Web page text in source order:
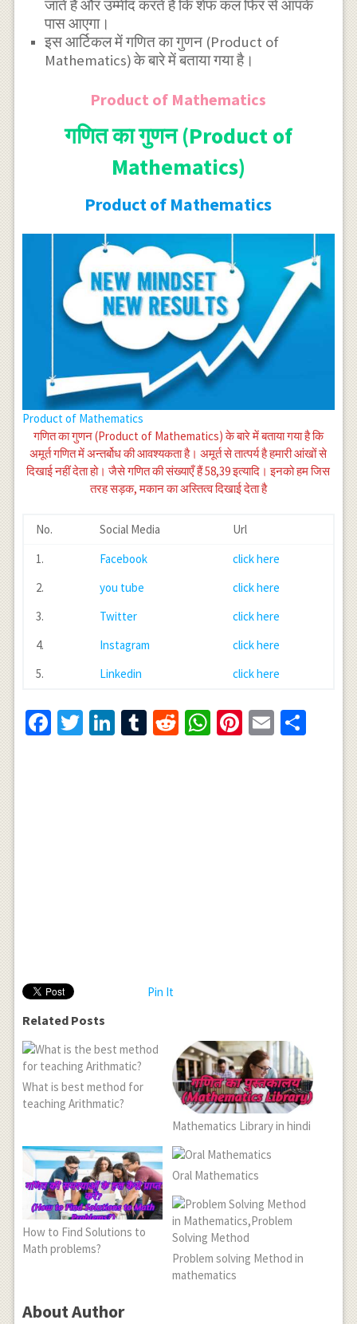
जाते हैं और उम्मीद करते हैं कि शेफ कल फिर से आपके
पास आएगा।
इस आर्टिकल में गणित का गुणन (Product of
Mathematics)के बारे में बताया गया है।
Product of Mathematics
गणित का गुणन (Product of
Mathematics)
Product of Mathematics
Product of Mathematics
गणित का गुणन (Product of Mathematics) के बारे में बताया गया है कि
अमूर्त गणित में अन्तर्बोध की आवश्यकता है। अमूर्त से तात्पर्य है हमारी आंखों से
दिखाई नहीं देता हो। जैसे गणित की संख्याएँ हैं 58,39 इत्यादि। इनको हम जिस
तरह सड़क, मकान का अस्तित्व दिखाई देता है
No. Social Media
Url
1.
Facebook
click here
2.
you tube
click here
3.
Twitter
click here
4.
Instagram
click here
5.
Linkedin click here
Facebook
Twitter
LinkedIn
Tumblr
RedditWhatsApp
Pinterest
Email
Pin It
Related Posts
What is best method for
teaching Arithmatic?
Mathematics Library in hindi
How to Find Solutions to
Math problems?
Oral Mathematics
Problem solving Method in
mathematics
About Author